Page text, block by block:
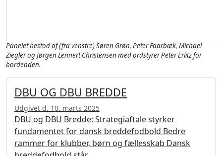
Panelet bestod af (fra venstre) Søren Grøn, Peter Faarbæk, Michael
Ziegler og Jørgen Lennert Christensen med ordstyrer Peter Erlitz for
bordenden.
DBU OG DBU BREDDE
Udgivet d. 10. marts 2025
DBU og DBU Bredde: Strategiaftale styrker
fundamentet for dansk breddefodbold Bedre
rammer for klubber, børn og fællesskab Dansk